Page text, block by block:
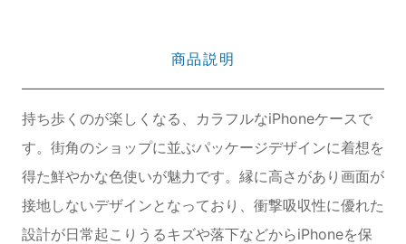
商品説明
持ち歩くのが楽しくなる、カラフルなiPhoneケースで
す。街角のショップに並ぶパッケージデザインに着想を
得た鮮やかな色使いが魅力です。縁に高さがあり画面が
接地しないデザインとなっており、衝撃吸収性に優れた
設計が日常起こりうるキズや落下などからiPhoneを保